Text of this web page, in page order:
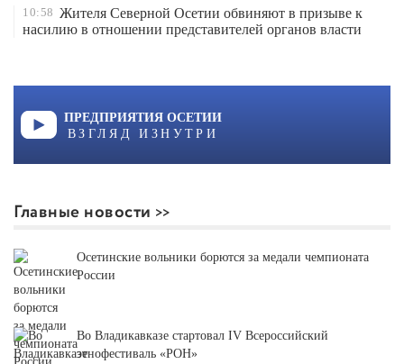
10:58 Жителя Северной Осетии обвиняют в призыве к
насилию в отношении представителей органов власти
ПРЕДПРИЯТИЯ ОСЕТИИ
ВЗГЛЯД ИЗНУТРИ
Главные новости
Осетинские вольники борются за медали чемпионата
России
Во Владикавказе стартовал IV Всероссийский
этнофестиваль «РОН»